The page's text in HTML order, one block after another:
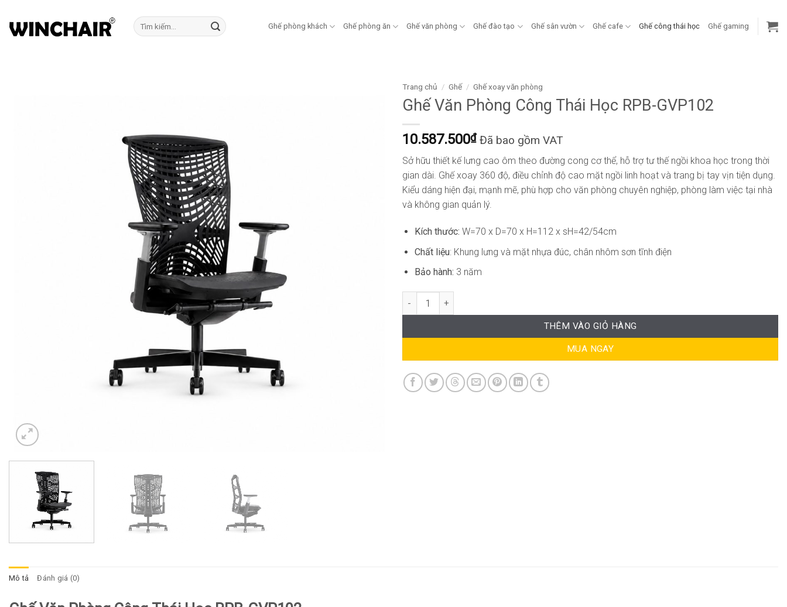
qua
Tìm
kiếm:
Ghế phòng khách Ghế phòng ăn Ghế văn phòng Ghế đào tạo Ghế sân vườn Ghế cafe Ghế công thái học Ghế gaming
Trang chủ / Ghế / Ghế xoay văn phòng
Ghế Văn Phòng Công Thái Học RPB-GVP102
10.587.500₫ Đã bao gồm VAT
Sở hữu thiết kế lưng cao ôm theo đường cong cơ thể, hỗ trợ tư thế ngồi khoa học trong thời
gian dài. Ghế xoay 360 độ, điều chỉnh độ cao mặt ngồi linh hoạt và trang bị tay vịn tiện dụng.
Kiểu dáng hiện đại, mạnh mẽ, phù hợp cho văn phòng chuyên nghiệp, phòng làm việc tại nhà
và không gian quản lý.
Kích thước: W=70 x D=70 x H=112 x sH=42/54cm
Chất liệu: Khung lưng và mặt nhựa đúc, chân nhôm sơn tĩnh điện
Bảo hành: 3 năm
Ghế Văn Phòng Công Thái Học RPB-GVP102 số lượng
THÊM VÀO GIỎ HÀNG
MUA NGAY
Mô tả Đánh giá (0)